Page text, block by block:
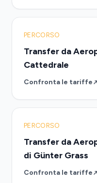
PERCORSO
Transfer da
Cattedrale
Confronta le tariffe
PERCORSO
Transfer da
di Günter Grass
Confronta le tariffe